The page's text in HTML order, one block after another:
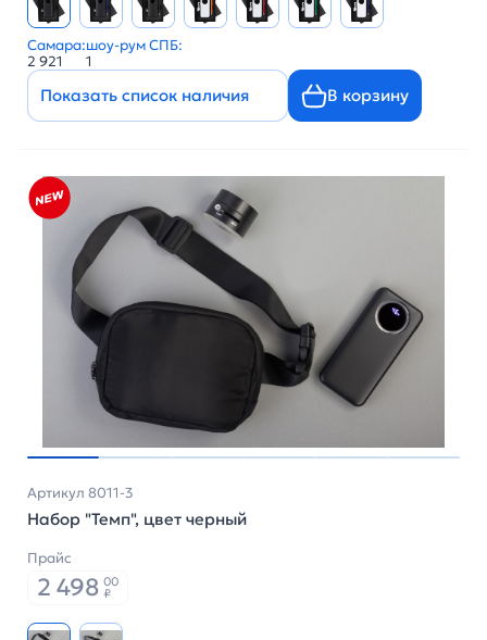
Самара:
2 921
шоу-рум СПБ:
1
Показать список наличия В корзину
Артикул 8011-3
Набор "Темп", цвет черный
Прайс
2 498 00
₽